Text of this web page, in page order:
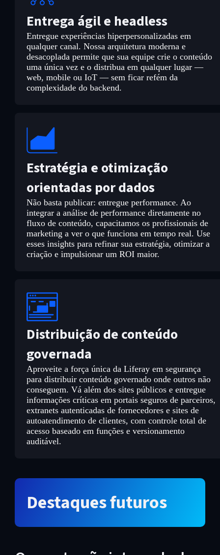
Entrega ágil e headless
Entregue experiências hiperpersonalizadas em
qualquer canal. Nossa arquitetura moderna e
desacoplada permite que sua equipe crie o conteúdo
uma única vez e o distribua em qualquer lugar —
web, mobile ou IoT — sem ficar refém da
complexidade do backend.
Estratégia e otimização
orientadas por dados
Não basta publicar: entregue performance. Ao
integrar a análise de performance diretamente no
fluxo de conteúdo, capacitamos os profissionais de
marketing a ver o que funciona em tempo real. Use
esses insights para refinar sua estratégia, otimizar a
criação e impulsionar um ROI maior.
Distribuição de conteúdo
governada
Aproveite a força única da Liferay em segurança
para distribuir conteúdo governado onde outros não
conseguem. Vá além dos sites públicos e entregue
informações críticas em portais seguros de parceiros,
extranets autenticadas de fornecedores e sites de
autoatendimento de clientes, com controle total de
acesso baseado em funções e versionamento
auditável.
Destaques futuros